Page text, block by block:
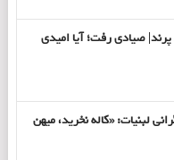
صیادی رفت؛ آیا امیدی
لبنیات: «کاله نخرید، میهن